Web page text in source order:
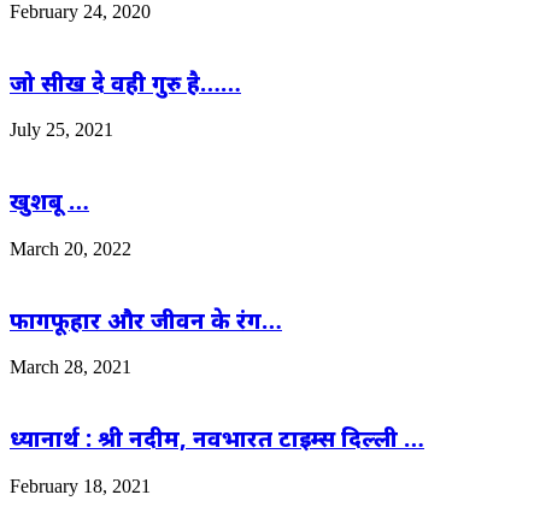
February 24, 2020
जो सीख दे वही गुरु है……
July 25, 2021
खुशबू …
March 20, 2022
फागफूहार और जीवन के रंग…
March 28, 2021
ध्यानार्थ : श्री नदीम, नवभारत टाइम्स दिल्ली …
February 18, 2021